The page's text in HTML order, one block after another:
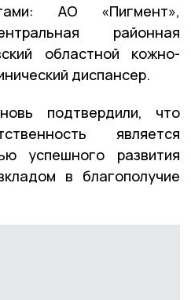
АО «Пигмент»,
районная
областной кожно-
диспансер.
подтвердили, что
является
успешного развития
в благополучие